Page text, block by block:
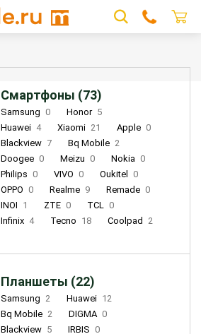
Смартфоны (73)
Samsung 0 Honor 5
Huawei 4 Xiaomi 21 Apple 0
Blackview 7 Bq Mobile 2
Doogee 0 Meizu 0 Nokia 0
Philips 0 VIVO 0 Oukitel
0
OPPO 0 Realme 9 Remade 0
INOI 1 ZTE 0 TCL 0
Infinix 4 Tecno 18 Coolpad 2
Планшеты (22)
Samsung 2 Huawei 12
Bq Mobile 2 DIGMA 0
Blackview 5 IRBIS 0